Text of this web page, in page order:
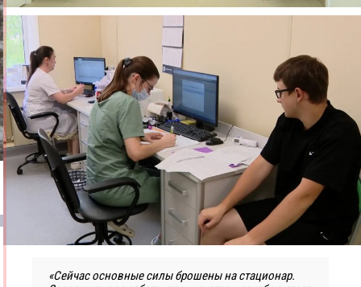
«Сейчас основные силы брошены на стационар.